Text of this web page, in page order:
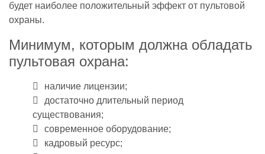
будет наиболее положительный эффект от пультовой
охраны.
Минимум, которым должна обладать
пультовая охрана:
наличие лицензии;
достаточно длительный период
существования;
современное оборудование;
кадровый ресурс;